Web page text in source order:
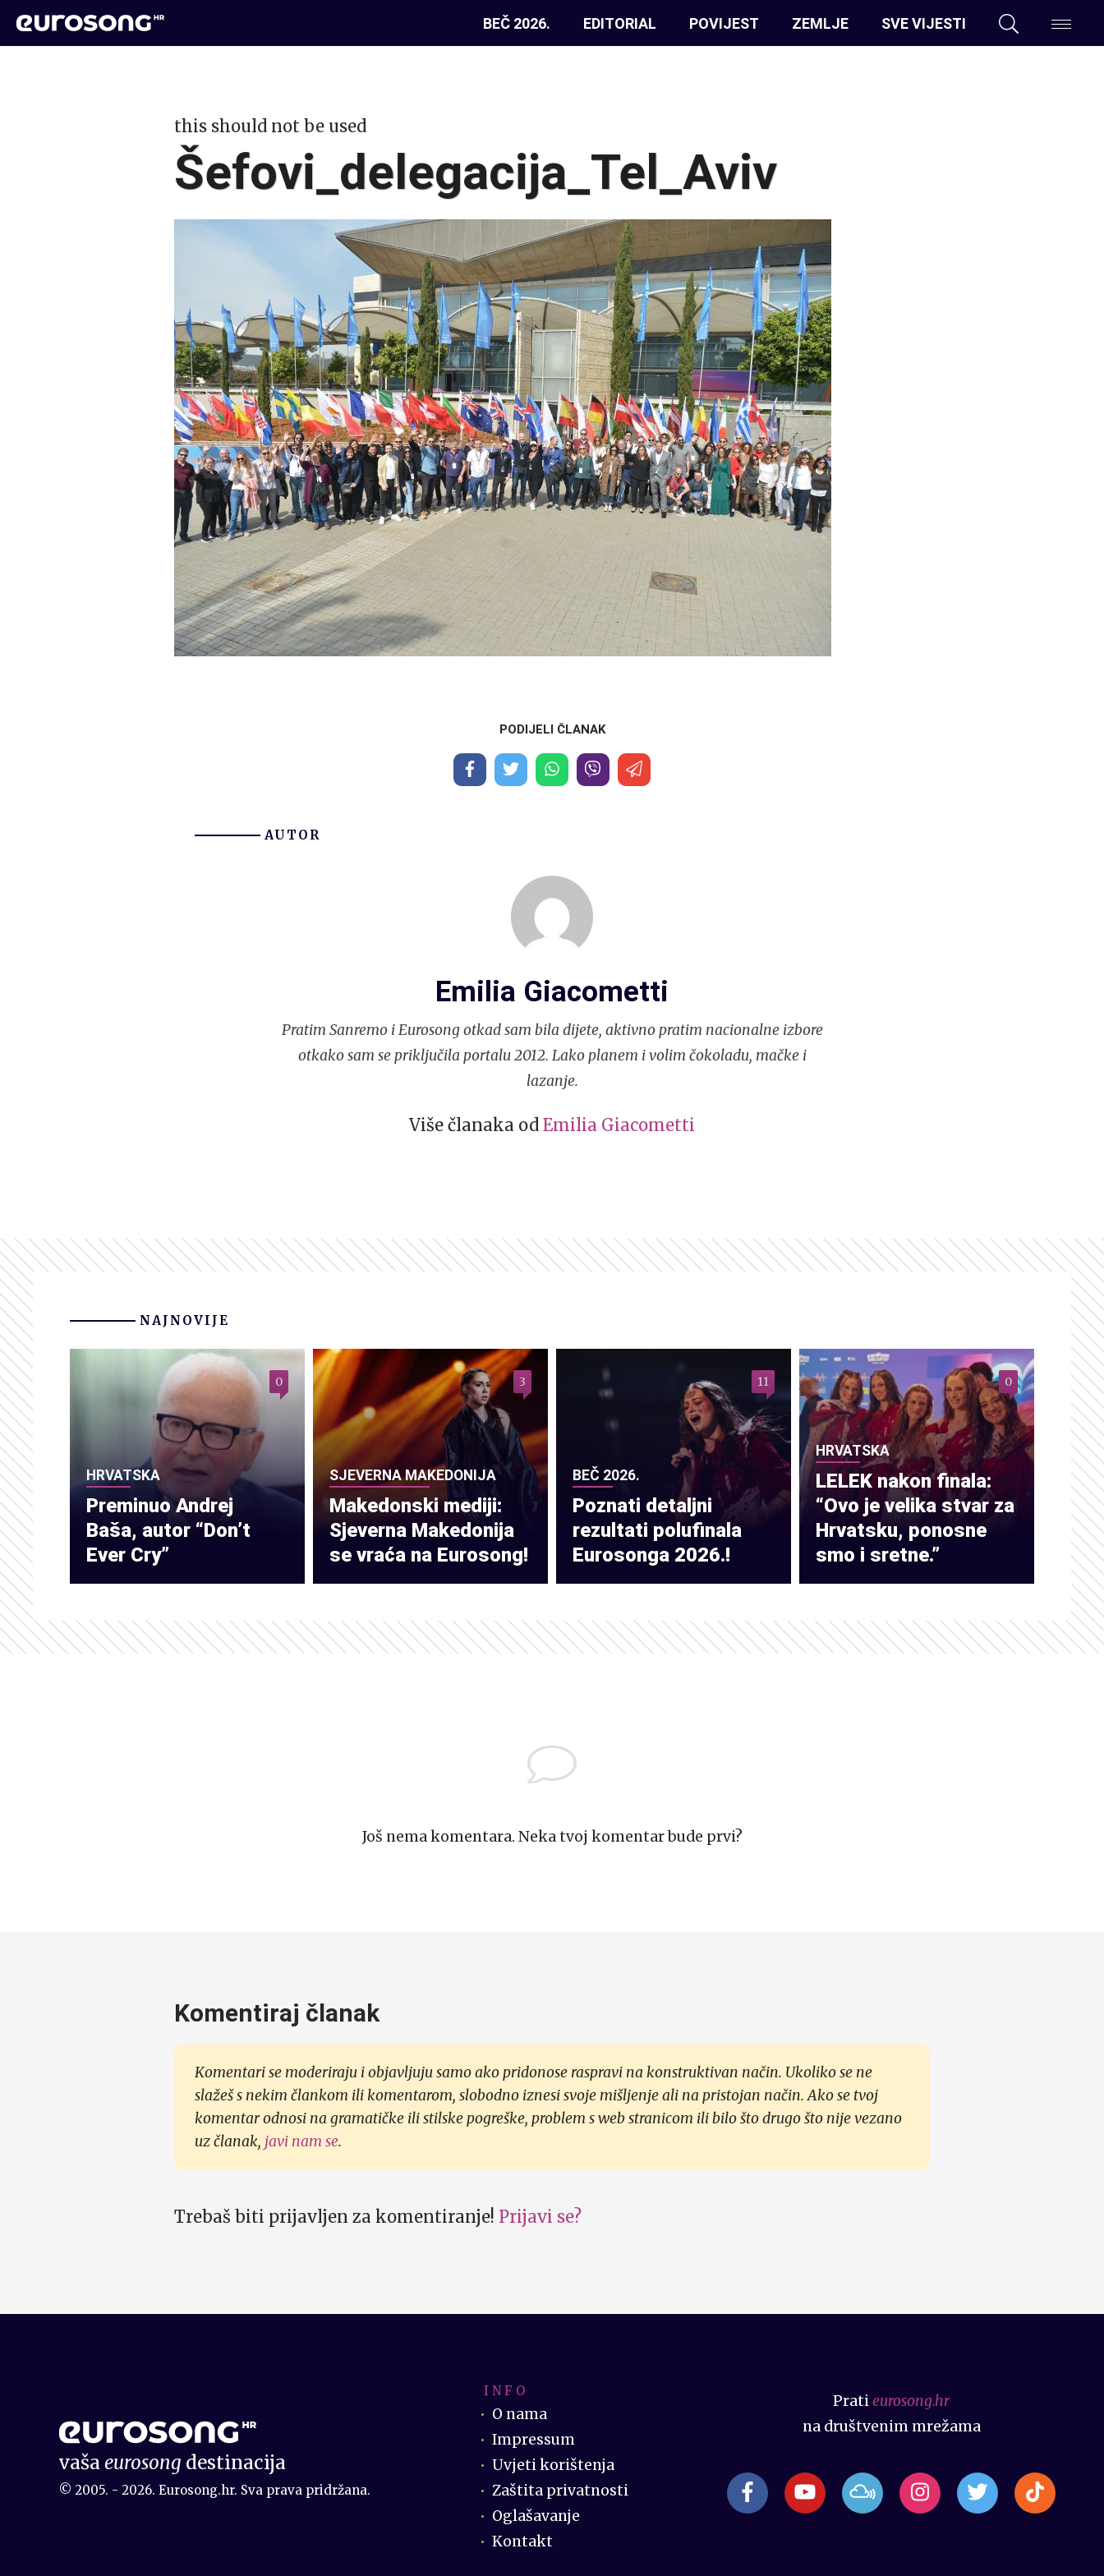
BEČ 2026. EDITORIAL POVIJEST ZEMLJE SVE VIJESTI
this should not be used
Šefovi_delegacija_Tel_Aviv
PODIJELI ČLANAK
AUTOR
Emilia Giacometti
Pratim Sanremo i Eurosong otkad sam bila dijete, aktivno pratim nacionalne izbore
otkako sam se priključila portalu 2012. Lako planem i volim čokoladu, mačke i
lazanje.
Više članaka od Emilia Giacometti
NAJNOVIJE
HRVATSKA
Preminuo Andrej
Baša, autor “Don’t
Ever Cry”
0
SJEVERNA MAKEDONIJA
Makedonski mediji:
Sjeverna Makedonija
se vraća na Eurosong!
3
BEČ 2026.
Poznati detaljni
rezultati polufinala
Eurosonga 2026.!
11
HRVATSKA
LELEK nakon finala:
“Ovo je velika stvar za
Hrvatsku, ponosne
smo i sretne.”
0
Još nema komentara. Neka tvoj komentar bude prvi?
Komentiraj članak
Komentari se moderiraju i objavljuju samo ako pridonose raspravi na konstruktivan način. Ukoliko se ne
slažeš s nekim člankom ili komentarom, slobodno iznesi svoje mišljenje ali na pristojan način. Ako se tvoj
komentar odnosi na gramatičke ili stilske pogreške, problem s web stranicom ili bilo što drugo što nije vezano
uz članak, javi nam se.
Trebaš biti prijavljen za komentiranje! Prijavi se?
vašaeurosong destinacija
© 2005. - 2026. Eurosong.hr. Sva prava pridržana.
I N F O
O nama
Impressum
Uvjeti korištenja
Zaštita privatnosti
Oglašavanje
Kontakt
Pratieurosong.hr
na društvenim mrežama